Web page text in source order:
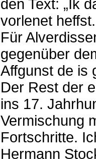
den Text: „Ik
vorlenet
Für
gegenüber
Affgunst de is
Der Rest der
ins 17.
Vermischung
Fortschritte.
Hermann